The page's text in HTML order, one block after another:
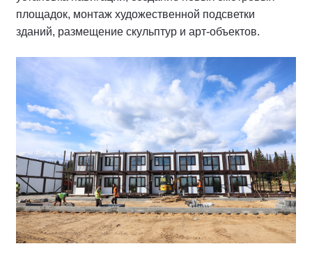
площадок, монтаж художественной подсветки
зданий, размещение скульптур и арт-объектов.